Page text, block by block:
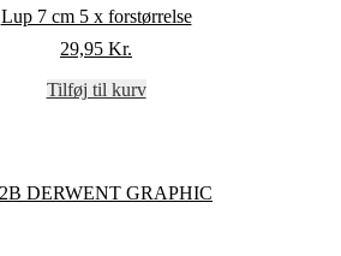
Lup 7 cm 5 x forstørrelse
29,95 Kr.
Tilføj til kurv